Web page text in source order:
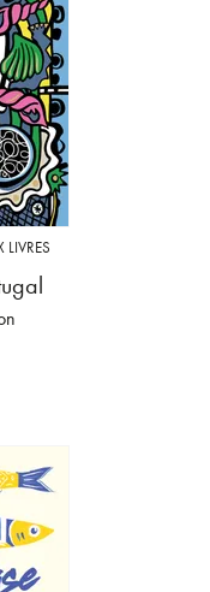
LIVRES